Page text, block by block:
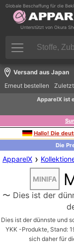
Globale Beschaffung für die
Unterstützt von Okura
Versand aus Japan
Erneut bestellen
ApparelX ist
Hallo! Die
Die
ApparelX ›
MINIFA
〜 Dies ist der
Dies ist der dünnste und
YKK -Produkte, Stand:
sich daher für